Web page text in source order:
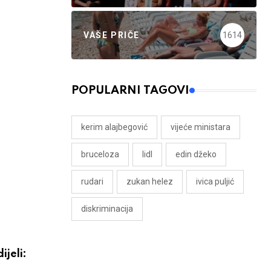
VAŠE PRIČE 1614
POPULARNI TAGOVI
kerim alajbegović vijeće ministara
bruceloza lidl edin džeko
rudari zukan helez ivica puljić
diskriminacija